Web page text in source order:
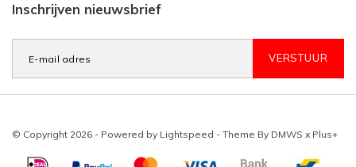
Inschrijven nieuwsbrief
VERSTUUR
© Copyright 2026 - Powered by Lightspeed - Theme By DMWS x Plus+